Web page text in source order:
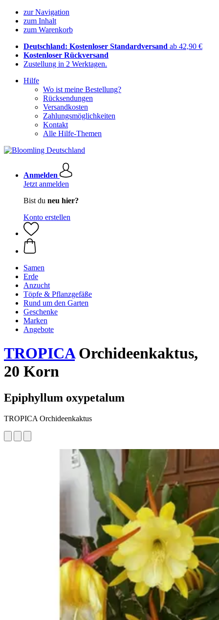
zur Navigation
zum Inhalt
zum Warenkorb
Deutschland: Kostenloser Standardversand ab 42,90 €
Kostenloser Rückversand
Zustellung in 2 Werktagen.
Hilfe
Wo ist meine Bestellung?
Rücksendungen
Versandkosten
Zahlungsmöglichkeiten
Kontakt
Alle Hilfe-Themen
Anmelden
Jetzt anmelden
Bist du neu hier?
Konto erstellen
Samen
Erde
Anzucht
Töpfe & Pflanzgefäße
Rund um den Garten
Geschenke
Marken
Angebote
TROPICAOrchideenkaktus,
20 Korn
Epiphyllum oxypetalum
TROPICA Orchideenkaktus